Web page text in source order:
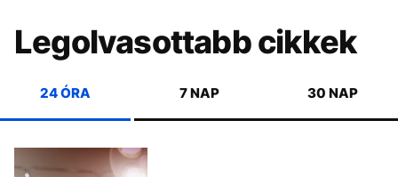
Legolvasottabb cikkek
24 ÓRA 7 NAP 30 NAP